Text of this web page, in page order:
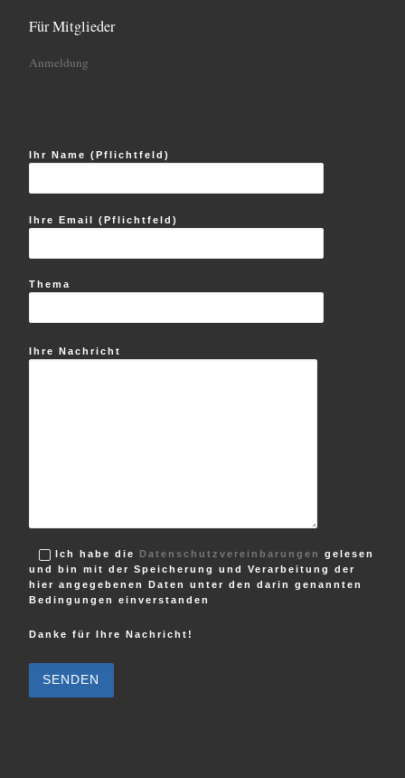
Für Mitglieder
Anmeldung
Ihr Name (Pflichtfeld)
Ihre Email (Pflichtfeld)
Thema
Ihre Nachricht
Ich habe die Datenschutzvereinbarungen
gelesen
und bin mit der Speicherung und Verarbeitung der
hier angegebenen Daten unter den darin genannten
Bedingungen einverstanden
Danke für Ihre Nachricht!
i
e